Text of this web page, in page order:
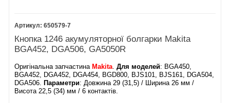
650579-7
Кнопка 1246 акумуляторної болгарки Makita
BGA452, DGA506, GA5050R
Оригінальна запчастина Makita.Для моделей: BGA450,
BGA452, DGA452, DGA454, BGD800, BJS101, BJS161, DGA504,
DGA506. Параметри: Довжина 29 (31,5) / Ширина 26 мм /
Висота 22,5 (34) мм / 6 контактів.